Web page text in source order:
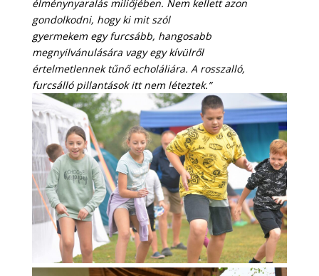
élménynyaralás miliőjében. Nem kellett azon
gondolkodni, hogy ki mit szól
gyermekem egy furcsább, hangosabb
megnyilvánulására vagy egy kívülről
értelmetlennek tűnő echoláliára. A rosszalló,
furcsálló pillantások itt nem léteztek.”